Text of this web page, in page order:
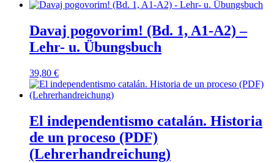
Davaj pogovorim! (Bd. 1, A1-A2) –
Lehr- u. Übungsbuch
39,80 €
El independentismo catalán. Historia
de un proceso (PDF)
(Lehrerhandreichung)